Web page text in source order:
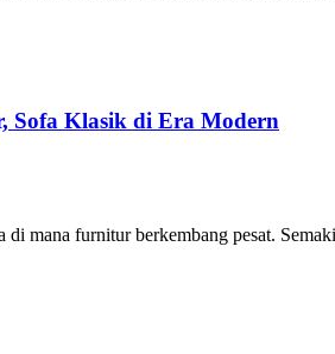
Sofa Klasik di Era Modern
di mana furnitur berkembang pesat.